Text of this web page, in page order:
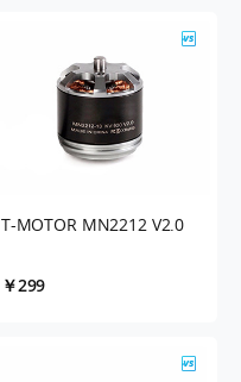
T-MOTOR MN2212 V2.0
￥299